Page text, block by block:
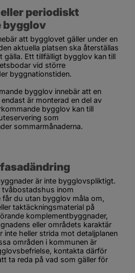
periodiskt
bygglov
att bygglovet gäller under en
aktuella platsen ska återställas
gälla. Ett tillfälligt bygglov kan till
vid större
byggnationstiden.
bygglov innebär att en
är monterad en del av
bygglov kan till
som
sommarmånaderna.
är inte bygglovspliktigt.
tvåbostadshus inom
du utan bygglov måla om,
taktäckningsmaterial på
komplementbyggnader,
eller områdets karaktär
inte heller strida mot detaljplanen
områden i kommunen är
kontakta därför
ta reda på vad som gäller för